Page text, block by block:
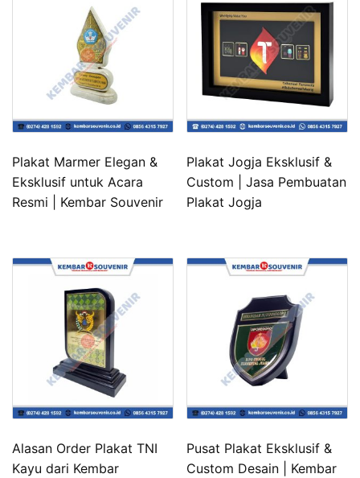
Plakat Marmer Elegan &
Eksklusif untuk Acara
Resmi | Kembar Souvenir
Plakat Jogja Eksklusif &
Custom | Jasa Pembuatan
Plakat Jogja
Alasan Order Plakat TNI
Kayu dari Kembar
Pusat Plakat Eksklusif &
Custom Desain | Kembar